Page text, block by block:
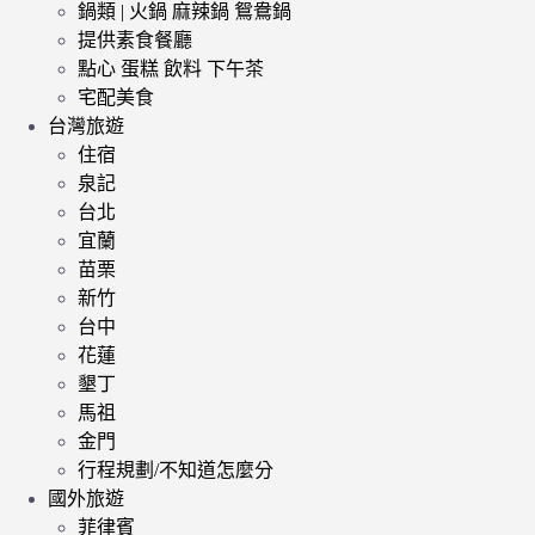
鍋類 | 火鍋 麻辣鍋 鴛鴦鍋
提供素食餐廳
點心 蛋糕 飲料 下午茶
宅配美食
台灣旅遊
住宿
泉記
台北
宜蘭
苗栗
新竹
台中
花蓮
墾丁
馬祖
金門
行程規劃/不知道怎麼分
國外旅遊
菲律賓